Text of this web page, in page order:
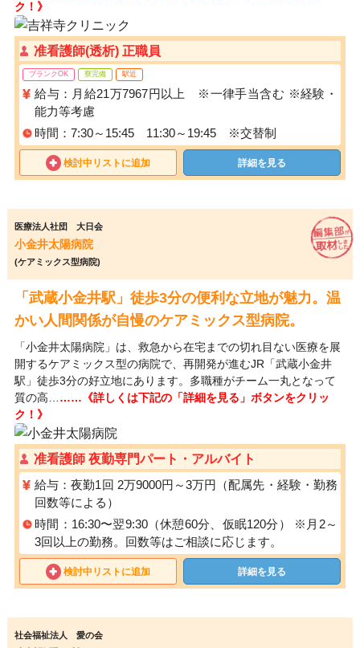
ク！》
准看護師(透析) 正職員
ブランクOK 寮完備 駅近
給与：月給21万7967円以上 ※一律手当含む ※経験・
能力等考慮
時間：7:30～15:45 11:30～19:45 ※交替制
検討中リストに追加 詳細を見る
医療法人社団 大日会
小金井太陽病院
(ケアミックス型病院)
「武蔵小金井駅」徒歩3分の便利な立地が魅力。温
かい人間関係が自慢のケアミックス型病院。
「小金井太陽病院」は、救急から在宅までの切れ目ない医療を展
開するケアミックス型の病院で、再開発が進むJR「武蔵小金井
駅」徒歩3分の好立地にあります。多職種がチーム一丸となって
質の高… ……《詳しくは下記の「詳細を見る」ボタンをクリッ
ク！》
准看護師 夜勤専門パート・アルバイト
給与：夜勤1回 2万9000円～3万円（配属先・経験・勤務
回数等による）
時間：16:30〜翌9:30（休憩60分、仮眠120分） ※月2～
3回以上の勤務。回数等はご相談に応じます。
検討中リストに追加 詳細を見る
社会福祉法人 愛の会